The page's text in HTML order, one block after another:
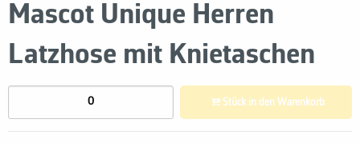
Mascot Unique Herren
Latzhose mit Knietaschen
Stück in den Warenkorb